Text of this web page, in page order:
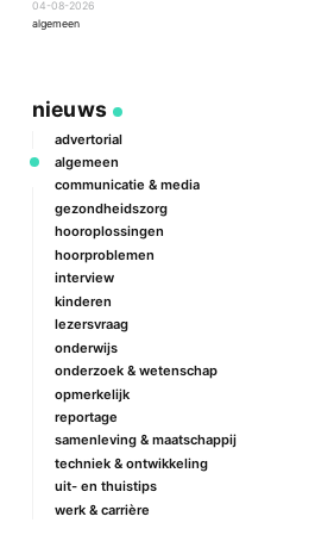
04-08-2026
algemeen
nieuws
advertorial
algemeen
communicatie & media
gezondheidszorg
hooroplossingen
hoorproblemen
interview
kinderen
lezersvraag
onderwijs
onderzoek & wetenschap
opmerkelijk
reportage
samenleving & maatschappij
techniek & ontwikkeling
uit- en thuistips
werk & carrière